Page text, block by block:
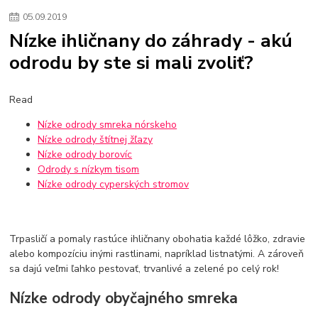
kuchynské drezy sety
bidetové batérie
vaňové batérie
sprchové batérie
vodovodné batérie blanco
vodovodné batérie do steny
Umývadlá
čierna kúpelňová batéria
vaňa retro
voľne stojaca vaňa
retro kúpeľne
Nákup tovaru pre firmy bez DPH
Ako znížiť náklady
Ako znížiť náklady na firmu
szco nakup bez dph nakupovanie na firmu bez dph
05.09.2019
Nízke ihličnany do záhrady - akú
odrodu by ste si mali zvoliť?
Read
Nízke odrody smreka nórskeho
Nízke odrody štítnej žľazy
Nízke odrody borovíc
Odrody s nízkym tisom
Nízke odrody cyperských stromov
Trpasličí a pomaly rastúce ihličnany obohatia každé lôžko, zdravie
alebo kompozíciu inými rastlinami, napríklad listnatými. A zároveň
sa dajú veľmi ľahko pestovať, trvanlivé a zelené po celý rok!
Nízke odrody obyčajného smreka